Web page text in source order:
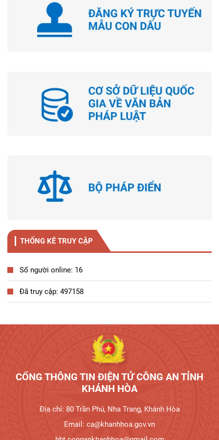
THỐNG KÊ TRUY CẬP
Số người online: 16
Đã truy cập: 497158
CỔNG THÔNG TIN ĐIỆN TỬ CÔNG AN TỈNH
KHÁNH HÒA
Địa chỉ: 80 Trần Phú, Nha Trang, Khánh Hòa
Email: ca@khanhhoa.gov.vn